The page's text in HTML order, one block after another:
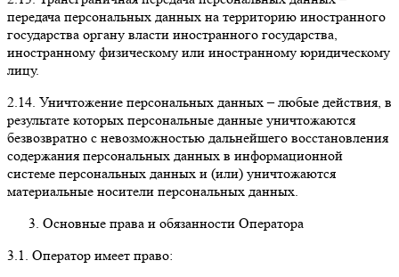
передача персональных данных на территорию иностранного
государства органу власти иностранного государства,
иностранному физическому или иностранному юридическому
лицу.
2.14. Уничтожение персональных данных– любые действия, в
результате которых персональные данные уничтожаются
безвозвратно с невозможностью дальнейшего восстановления
содержания персональных данных в информационной
системе персональных данных и (или) уничтожаются
материальные носители персональных данных.
Основные права и обязанности Оператора
3.1. Оператор имеет право: